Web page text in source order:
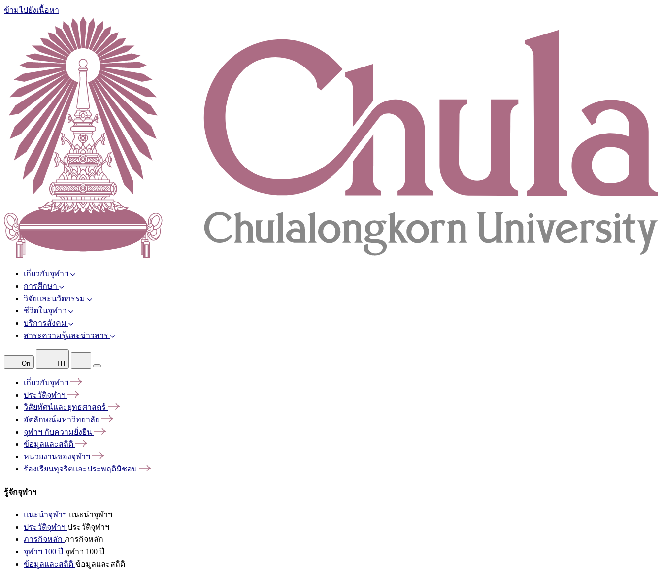
ข้ามไปยังเนื้อหา
เกี่ยวกับจุฬาฯ
การศึกษา
วิจัยและนวัตกรรม
ชีวิตในจุฬาฯ
บริการสังคม
สาระความรู้และข่าวสาร
On TH
เกี่ยวกับจุฬาฯ
ประวัติจุฬาฯ
วิสัยทัศน์และยุทธศาสตร์
อัตลักษณ์มหาวิทยาลัย
จุฬาฯ กับความยั่งยืน
ข้อมูลและสถิติ
หน่วยงานของจุฬาฯ
ร้องเรียนทุจริตและประพฤติมิชอบ
รู้จักจุฬาฯ
แนะนำจุฬาฯ แนะนำจุฬาฯ
ประวัติจุฬาฯ ประวัติจุฬาฯ
ภารกิจหลัก ภารกิจหลัก
จุฬาฯ 100 ปี จุฬาฯ 100 ปี
ข้อมูลและสถิติ ข้อมูลและสถิติ